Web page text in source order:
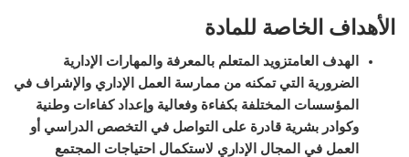
الأهداف الخاصة للمادة
الهدف العامتزويد المتعلم بالمعرفة والمهارات الإدارية
الضرورية التي تمكنه من ممارسة العمل الإداري والإشراف في
المؤسسات المختلفة بكفاءة وفعالية وإعداد كفاءات وطنية
وكوادر بشرية قادرة على التواصل في التخصص الدراسي أو
العمل في المجال الإداري لاستكمال احتياجات المجتمع